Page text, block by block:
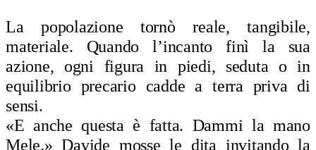
La popolazione tornò reale, tangibile,
materiale. Quando l’incanto finì la sua
azione, ogni figura in piedi, seduta o in
equilibrio precario cadde a terra priva di
sensi.
«E anche questa è fatta. Dammi la mano
Mele.» Davide mosse le dita invitando la